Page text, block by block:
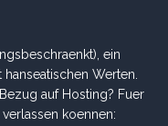
ein
Werten.
auf Hosting? Fuer
koennen: